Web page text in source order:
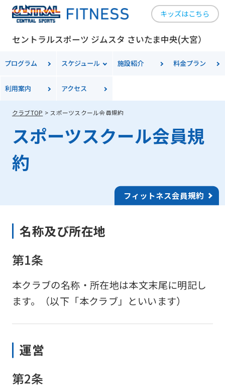
キッズはこちら
セントラルスポーツ ジムスタ さいたま中央(大宮）
プログラム スケジュール 施設紹介 料金プラン
利用案内 アクセス
クラブTOP スポーツスクール会員規約
スポーツスクール会員規
約
フィットネス会員規約
名称及び所在地
第1条
本クラブの名称・所在地は本文末尾に明記し
ます。（以下「本クラブ」といいます）
運営
第2条